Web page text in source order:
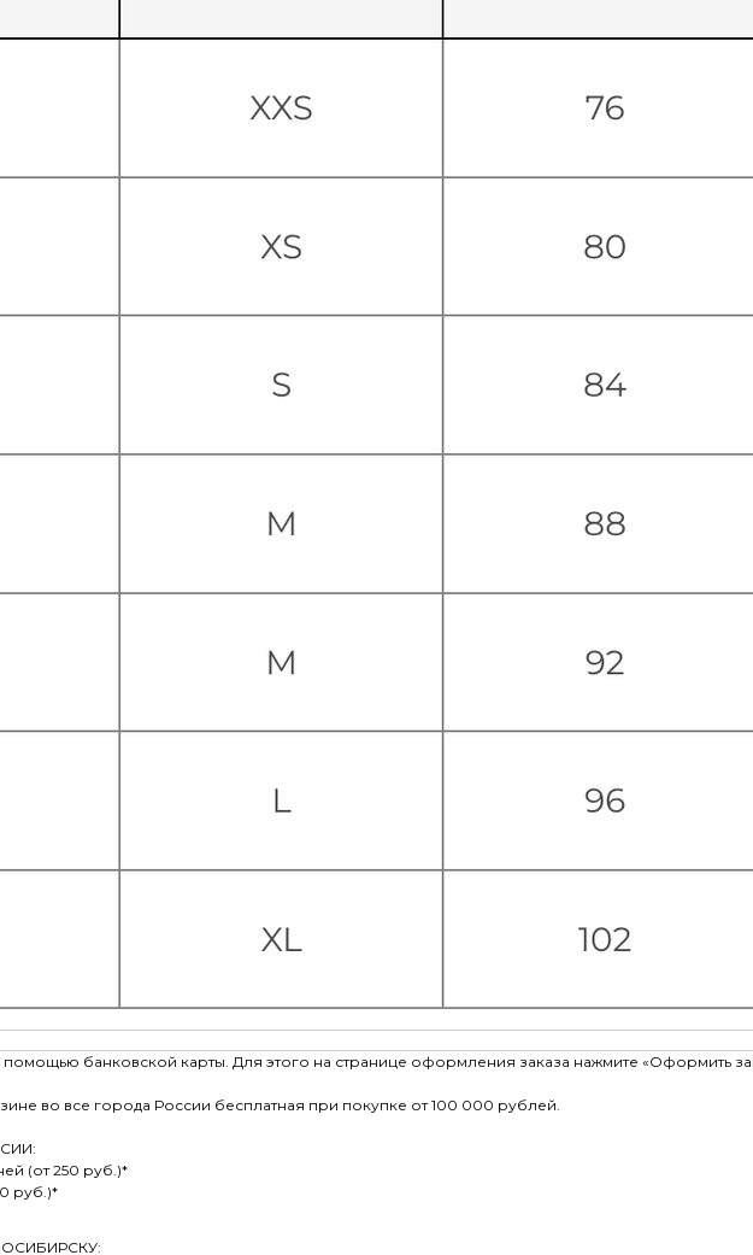
помощью банковской карты. Для этого на странице оформления заказа нажмите «Оформить
во все города России бесплатная при покупке от 100 000 рублей.
(от 250 руб.)*
руб.)*